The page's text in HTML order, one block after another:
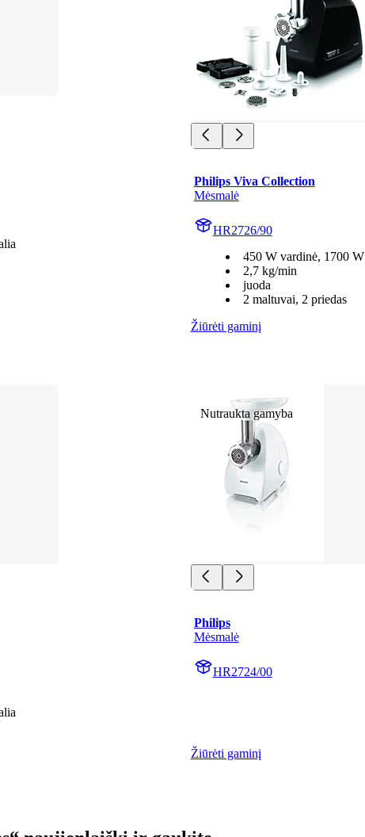
Philips Viva Collection
Mėsmalė
HR2726/90
450 W vardinė, 1700
2,7 kg/min
juoda
2 maltuvai, 2 priedas
Žiūrėti gaminį
Nutraukta gamyba
Philips
Mėsmalė
HR2724/00
Žiūrėti gaminį